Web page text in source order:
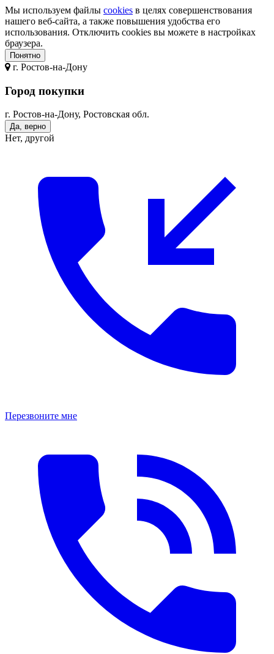
Мы используем файлы cookies в целях совершенствования
нашего веб-сайта, а также повышения удобства его
использования. Отключить cookies вы можете в настройках
браузера.
Понятно
г. Ростов-на-Дону
Город покупки
г. Ростов-на-Дону, Ростовская обл.
Да, верно
Нет, другой
Перезвоните мне